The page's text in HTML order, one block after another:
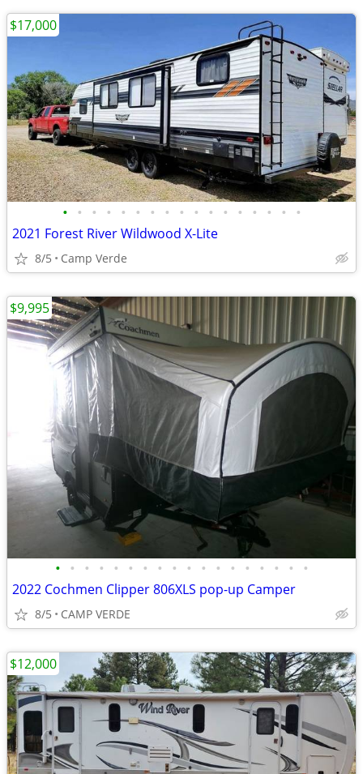
• • • • • • • • • • • • • • • • •
2021 Forest River Wildwood X-Lite
8/5 Camp Verde
$17,000
• • • • • • • • • • • • • • • • • •
2022 Cochmen Clipper 806XLS pop-up Camper
8/5 CAMP VERDE
$9,995
$12,000